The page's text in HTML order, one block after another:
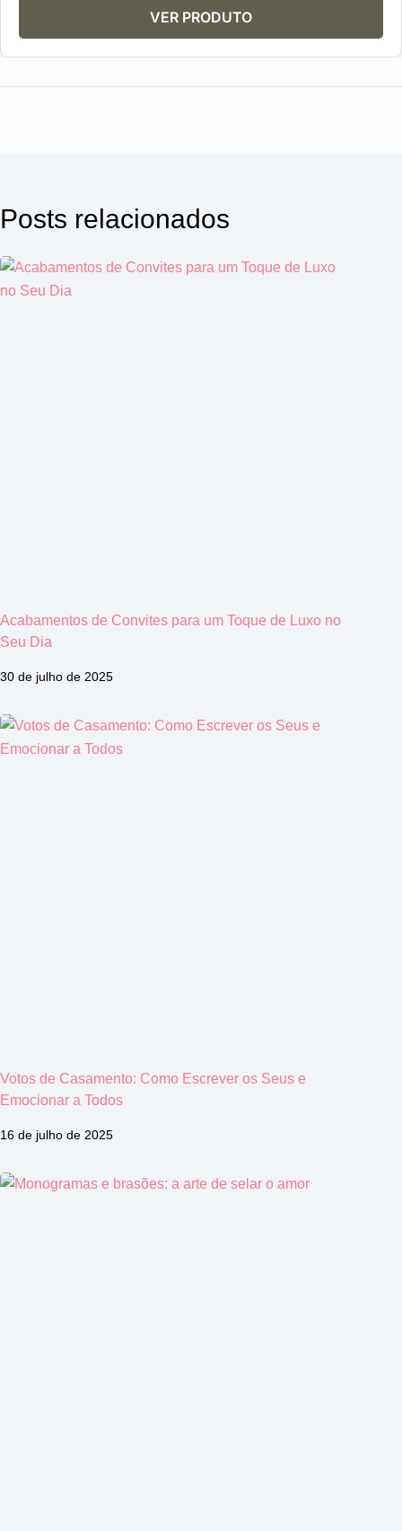
VER PRODUTO
Posts relacionados
Acabamentos de Convites para um Toque de Luxo no
Seu Dia
30 de julho de 2025
Votos de Casamento: Como Escrever os Seus e
Emocionar a Todos
16 de julho de 2025